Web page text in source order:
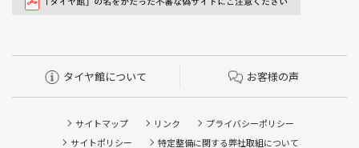
タイヤ館について お客様の声
サイトマップ リンク
プライバシーポリシー
サイトポリシー
特定整備に関する弊社取組について